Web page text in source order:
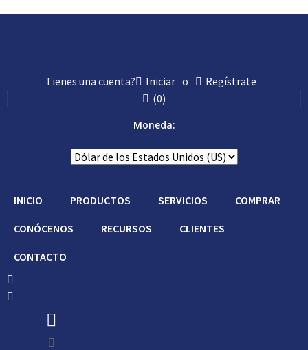
Tienes una cuenta? Iniciar o
Regístrate
(0)
Moneda:
INICIO PRODUCTOS SERVICIOS COMPRAR
CONÓCENOS RECURSOS CLIENTES
CONTACTO
Con Asistencia